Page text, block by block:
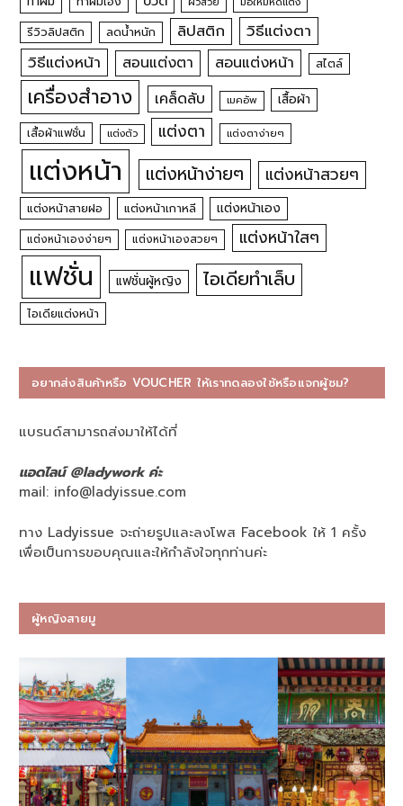
รีวิวลิปสติก ลดน้ำหนัก ลิปสติก
วิธีแต่งตา
วิธีแต่งหน้า
สอนแต่งตา สอนแต่งหน้า สไตล์
เครื่องสำอาง เคล็ดลับ เมคอัพ เสื้อผ้า
เสื้อผ้าแฟชั่น แต่งตัว แต่งตา แต่งตาง่ายๆ
แต่งหน้า แต่งหน้าง่ายๆ แต่งหน้าสวยๆ
แต่งหน้าสายฝอ แต่งหน้าเกาหลี แต่งหน้าเอง
แต่งหน้าเองง่ายๆ แต่งหน้าเองสวยๆ แต่งหน้าใสๆ
แฟชั่น แฟชั่นผู้หญิง ไอเดียทำเล็บ
ไอเดียแต่งหน้า
อยากส่งสินค้าหรือ VOUCHER ให้เราทดลองใช้หรือแจกผู้ชม?
แบรนด์สามารถส่งมาให้ได้ที่
แอดไลน์ @ladywork ค่ะ
mail: info@ladyissue.com
ทาง Ladyissue จะถ่ายรูปและลงโพส Facebook ให้ 1 ครั้ง
เพื่อเป็นการขอบคุณและให้กำลังใจทุกท่านค่ะ
ผู้หญิงสายมู